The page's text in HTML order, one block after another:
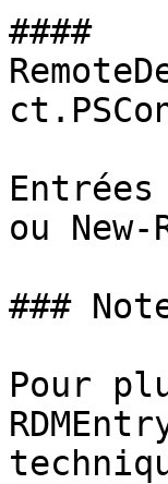
####
ou New-
###
Pour